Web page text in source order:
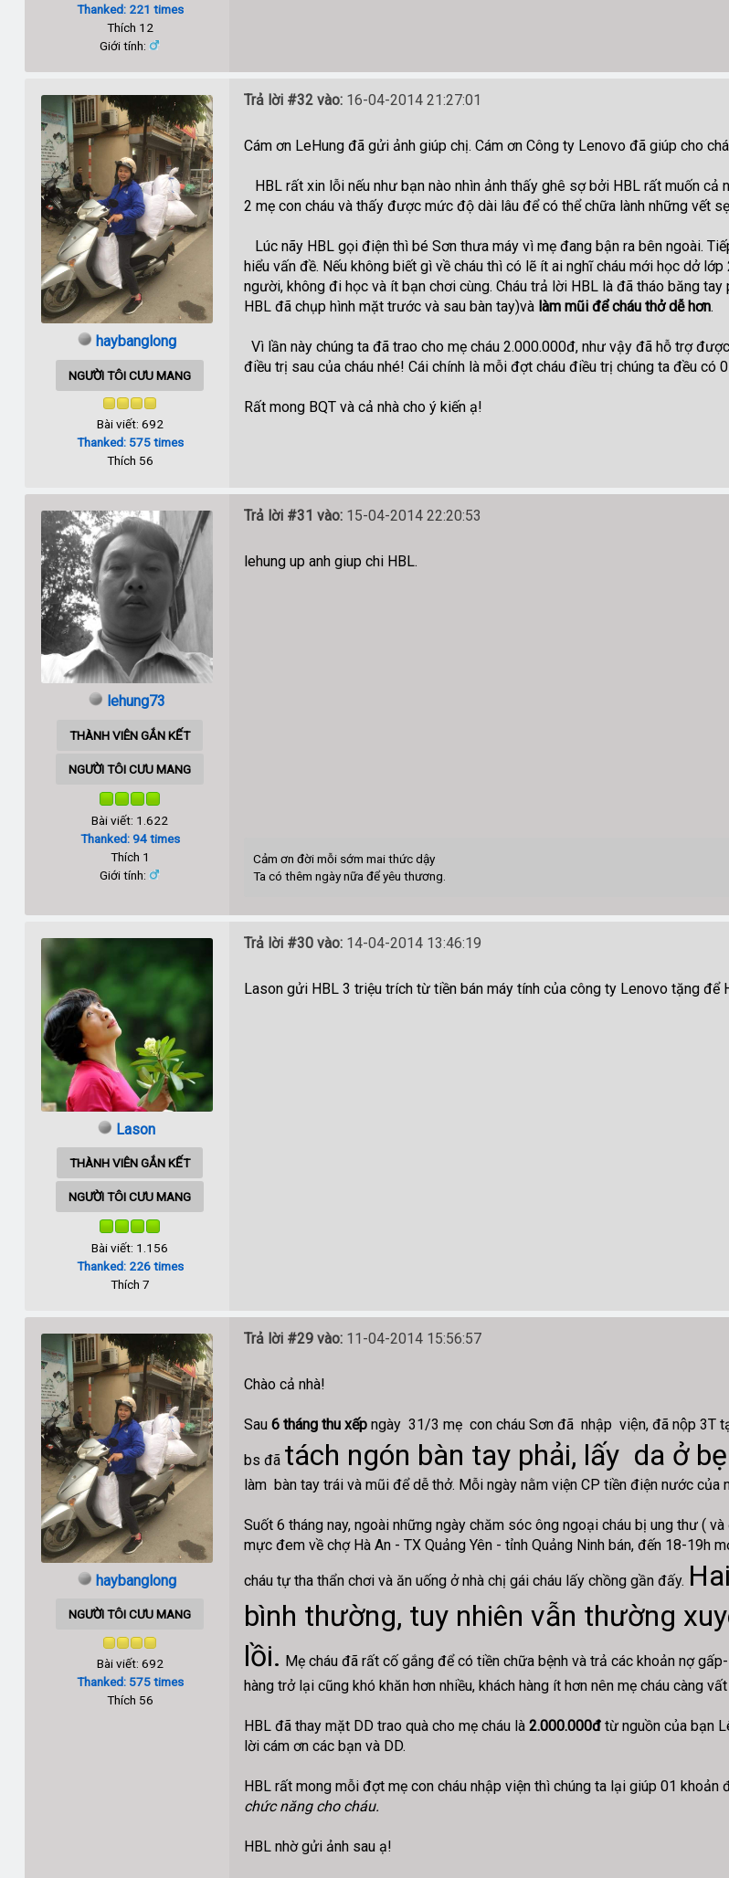
Thanked: 221 times
Thích 12
Giới tính:
haybanglong
NGƯỜI TÔI CƯU MANG
Bài viết: 692
Thanked: 575 times
Thích 56
Trả lời #32 vào:16-04-2014 21:27:01
Cám ơn LeHung đã gửi ảnh giúp chị. Cám ơn Công ty Lenovo đã giúp cho
HBL rất xin lỗi nếu như bạn nào nhìn ảnh thấy ghê sợ bởi HBL rất muốn
2 mẹ con cháu và thấy được mức độ dài lâu để có thể chữa lành những vết
Lúc nãy HBL gọi điện thì bé Sơn thưa máy vì mẹ đang bận ra bên ngoài.
hiểu vấn đề. Nếu không biết gì về cháu thì có lẽ ít ai nghĩ cháu mới học dở
người, không đi học và ít bạn chơi cùng. Cháu trả lời HBL là đã tháo băng
HBL đã chụp hình mặt trước và sau bàn tay)và làm mũi để cháu thở dễ hơn.
Vì lần này chúng ta đã trao cho mẹ cháu 2.000.000đ, như vậy đã hỗ trợ
điều trị sau của cháu nhé! Cái chính là mỗi đợt cháu điều trị chúng ta đều có
Rất mong BQT và cả nhà cho ý kiến ạ!
lehung73
THÀNH VIÊN GẮN KẾT
NGƯỜI TÔI CƯU MANG
Bài viết: 1.622
Thanked: 94 times
Thích 1
Giới tính:
Trả lời #31 vào:15-04-2014 22:20:53
lehung up anh giup chi HBL.
Cảm ơn đời mỗi sớm mai thức dậy
Ta có thêm ngày nữa để yêu thương.
Lason
THÀNH VIÊN GẮN KẾT
NGƯỜI TÔI CƯU MANG
Bài viết: 1.156
Thanked: 226 times
Thích 7
Trả lời #30 vào:14-04-2014 13:46:19
Lason gửi HBL 3 triệu trích từ tiền bán máy tính của công ty Lenovo tặng để
haybanglong
NGƯỜI TÔI CƯU MANG
Bài viết: 692
Thanked: 575 times
Thích 56
Trả lời #29 vào:11-04-2014 15:56:57
Chào cả nhà!
Sau 6 tháng thu xếp ngày 31/3 mẹ con cháu Sơn đã nhập viện, đã nộp 3T
bs đã tách ngón bàn tay phải, lấy da ở
làm bàn tay trái và mũi để dễ thở. Mỗi ngày nằm viện CP tiền điện nước của
Suốt 6 tháng nay, ngoài những ngày chăm sóc ông ngoại cháu bị ung thư (
mực đem về chợ Hà An - TX Quảng Yên - tỉnh Quảng Ninh bán, đến 18-19h
cháu tự tha thẩn chơi và ăn uống ở nhà chị gái cháu lấy chồng gần đấy.
bình thường, tuy nhiên vẫn thường
lồi. Mẹ cháu đã rất cố gắng để có tiền chữa bệnh và trả các khoản nợ
hàng trở lại cũng khó khăn hơn nhiều, khách hàng ít hơn nên mẹ cháu càng
HBL đã thay mặt DD trao quà cho mẹ cháu là 2.000.000đtừ nguồn của bạn
lời cám ơn các bạn và DD.
HBL rất mong mỗi đợt mẹ con cháu nhập viện thì chúng ta lại giúp 01 khoản
chức năng cho cháu.
HBL nhờ gửi ảnh sau ạ!